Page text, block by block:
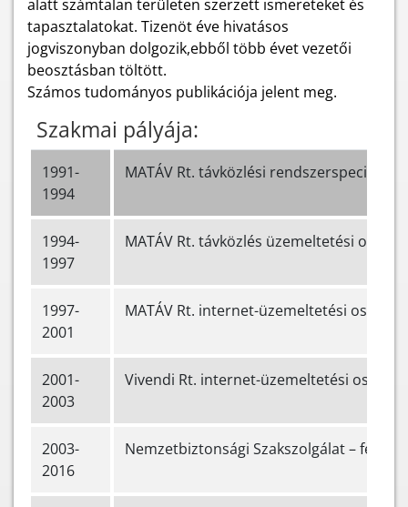
alatt számtalan területen szerzett ismereteket és
tapasztalatokat. Tizenöt éve hivatásos
jogviszonyban dolgozik,ebből több évet vezetői
beosztásban töltött.
Számos tudományos publikációja jelent meg.
Szakmai pályája:
1991-
1994
MATÁV Rt. távközlési rendszerspecialista
1994-
1997
MATÁV Rt. távközlés üzemeltetési
1997-
2001
MATÁV Rt. internet-üzemeltetési
2001-
2003
Vivendi Rt. internet-üzemeltetési
2003-
2016
Nemzetbiztonsági Szakszolgálat –